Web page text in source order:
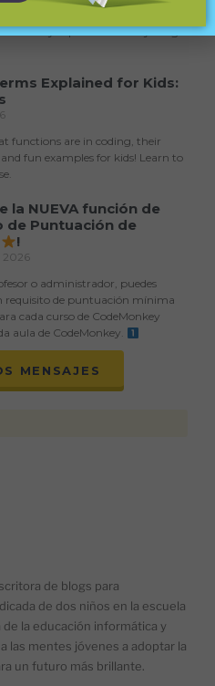
MENSAJES
de blogs para
de dos niños en la escuela
la educación informática y
las mentes jóvenes a adoptar la
un futuro más brillante.
and easy explanations for young
Explained for Kids:
functions are in coding, their
fun examples for kids! Learn to
la NUEVA función de
de Puntuación de
!
2026
o administrador, puedes
requisito de puntuación mínima
cada curso de CodeMonkey
aula de CodeMonkey.